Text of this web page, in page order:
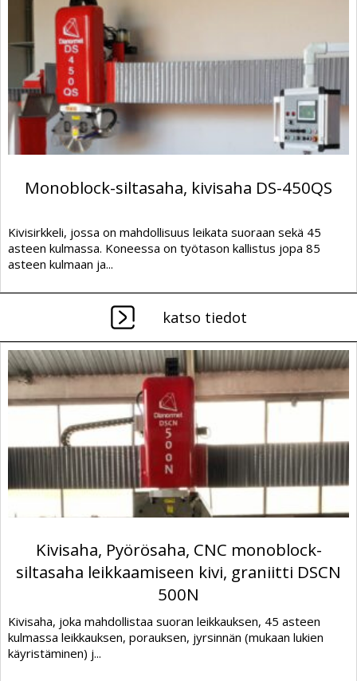
Monoblock-siltasaha, kivisaha DS-450QS
Kivisirkkeli, jossa on mahdollisuus leikata suoraan sekä 45
asteen kulmassa. Koneessa on työtason kallistus jopa 85
asteen kulmaan ja...
katso tiedot
Kivisaha, Pyörösaha, CNC monoblock-
siltasaha leikkaamiseen kivi, graniitti DSCN
500N
Kivisaha, joka mahdollistaa suoran leikkauksen, 45 asteen
kulmassa leikkauksen, porauksen, jyrsinnän (mukaan lukien
käyristäminen) j...